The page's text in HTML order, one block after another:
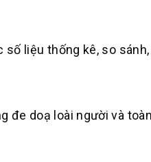
liệu thống kê, so
đe doạ loài người và